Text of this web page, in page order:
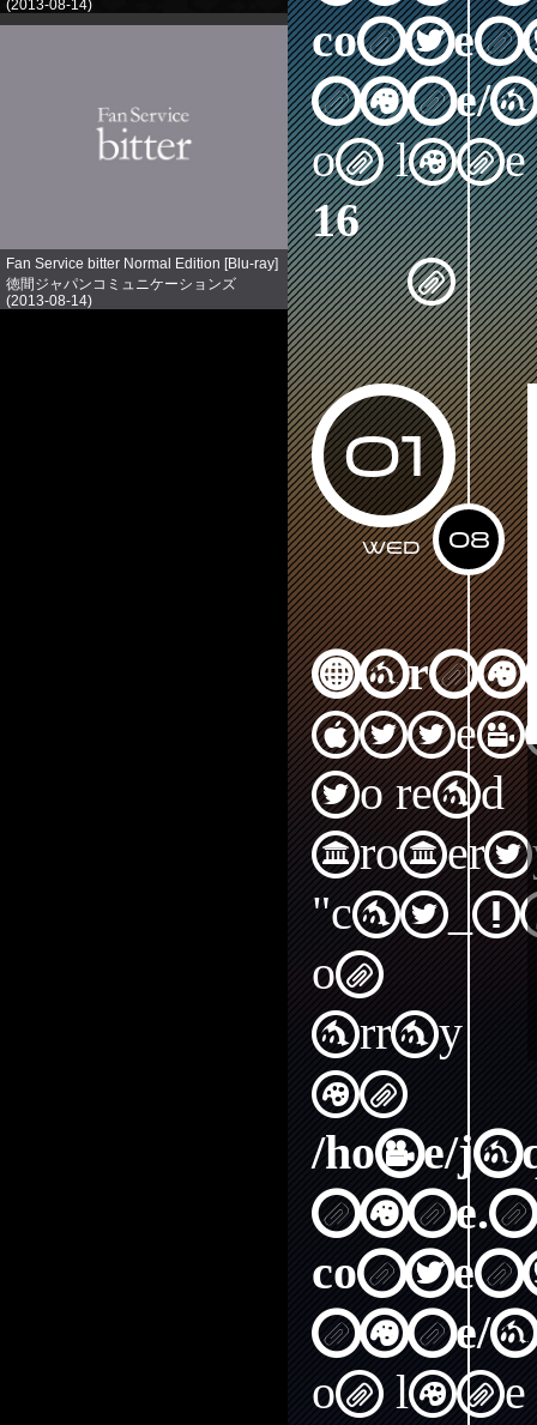
(2013-08-14)
売り上げランキング: 758
Fan Service bitter Normal Edition [Blu-ray]
徳間ジャパンコミュニケーションズ
(2013-08-14)
nine/
on line
16
01
08
Wed
to read
on
array
in
/home/
nine/
on line